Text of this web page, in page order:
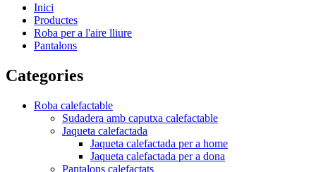
Inici
Productes
Roba per a l'aire lliure
Pantalons
Categories
Roba calefactable
Sudadera amb caputxa calefactable
Jaqueta calefactada
Jaqueta calefactada per a home
Jaqueta calefactada per a dona
Pantalons calefactats